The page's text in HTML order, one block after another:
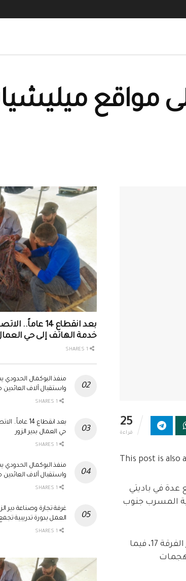
مواقع
25
قراءة
This post is also
في باديتي
المسرب جنوب
وأسفر الهجوم عن مقتل عناصر من ميليشيا قاطرجي الموالية لروسيا، وعدد من عناصر الفرقة 17، فيما
بعد انقطاع 14
خدمة الهاتف إلى حي العمال
منفذ البوكمال الحدودي
واستقبال آلاف العائدين
بعد انقطاع
حي العمال بدير الزور
منفذ البوكمال الحدودي
واستقبال آلاف العائدين
غرفة تجارة وصناعة دير
العمل بدورة تدريبية